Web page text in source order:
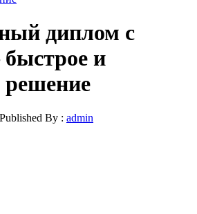
диплом с
быстрое и
решение
Published By : admin